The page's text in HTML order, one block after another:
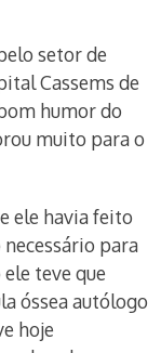
setor de
Cassems de
humor do
muito para o
ele havia feito
para
teve que
óssea autólogo
hoje